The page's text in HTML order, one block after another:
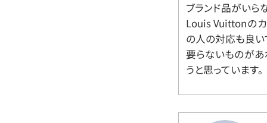
ブランド品がいら
Louis Vuittonの
の人の対応も良い
要らないものがあ
うと思っています。